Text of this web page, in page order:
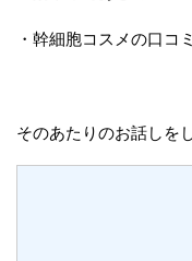
・幹細胞コスメの口コ
そのあたりのお話しを